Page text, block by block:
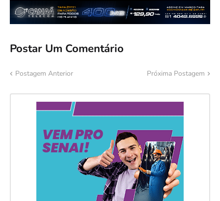
Postar Um Comentário
Postagem Anterior Próxima Postagem